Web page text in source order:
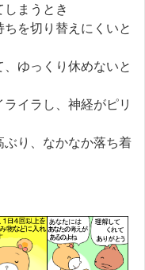
まうとき
を切り替えにくいと
ゆっくり休めないと
イラし、神経がピリ
ぶり、なかなか落ち着